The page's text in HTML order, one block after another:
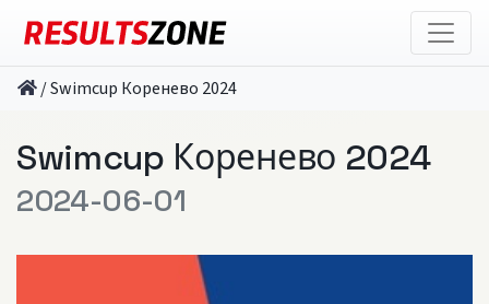
/Swimcup Коренево 2024
Swimcup Коренево 2024
2024-06-01